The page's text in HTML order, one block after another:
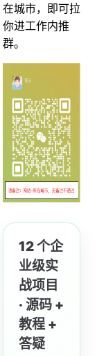
在城市，即可拉
你进工作内推
群。
12 个企
业级实
战项目
· 源码 +
教程 +
答疑